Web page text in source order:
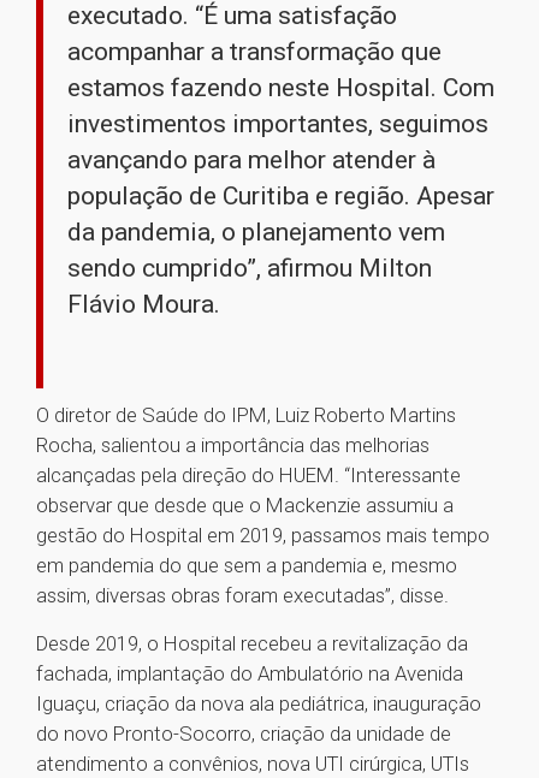
executado. “É uma satisfação
acompanhar a transformação que
estamos fazendo neste Hospital. Com
investimentos importantes, seguimos
avançando para melhor atender à
população de Curitiba e região. Apesar
da pandemia, o planejamento vem
sendo cumprido”, afirmou Milton
Flávio Moura.
O diretor de Saúde do IPM, Luiz Roberto Martins
Rocha, salientou a importância das melhorias
alcançadas pela direção do HUEM. “Interessante
observar que desde que o Mackenzie assumiu a
gestão do Hospital em 2019, passamos mais tempo
em pandemia do que sem a pandemia e, mesmo
assim, diversas obras foram executadas”, disse.
Desde 2019, o Hospital recebeu a revitalização da
fachada, implantação do Ambulatório na Avenida
Iguaçu, criação da nova ala pediátrica, inauguração
do novo Pronto-Socorro, criação da unidade de
atendimento a convênios, nova UTI cirúrgica, UTIs